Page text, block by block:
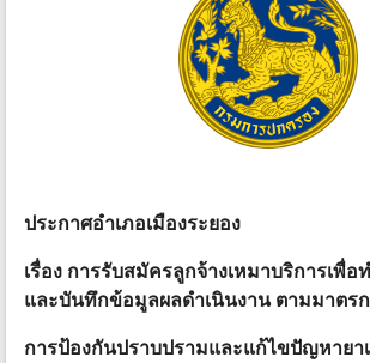
ประกาศอําเภอเมืองระยอง
เรื่อง การรับสมัครลูกจ้างเหมาบริการเพื่
และบันทึกข้อมูลผลดําเนินงาน ตามมาตร
การป้องกันปราบปรามและแก้ไขปัญหายา